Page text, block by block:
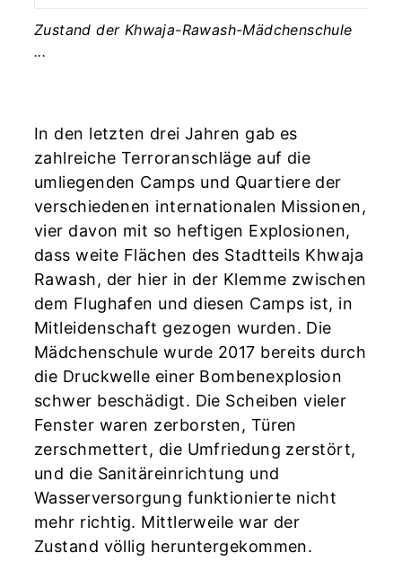
Zustand der Khwaja-Rawash-Mädchenschule
...
In den letzten drei Jahren gab es
zahlreiche Terroranschläge auf die
umliegenden Camps und Quartiere der
verschiedenen internationalen Missionen,
vier davon mit so heftigen Explosionen,
dass weite Flächen des Stadtteils Khwaja
Rawash, der hier in der Klemme zwischen
dem Flughafen und diesen Camps ist, in
Mitleidenschaft gezogen wurden. Die
Mädchenschule wurde 2017 bereits durch
die Druckwelle einer Bombenexplosion
schwer beschädigt. Die Scheiben vieler
Fenster waren zerborsten, Türen
zerschmettert, die Umfriedung zerstört,
und die Sanitäreinrichtung und
Wasserversorgung funktionierte nicht
mehr richtig. Mittlerweile war der
Zustand völlig heruntergekommen.